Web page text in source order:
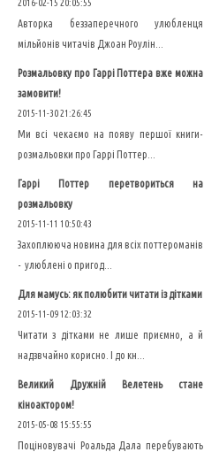
2016-02-15 20:05:55
Авторка беззаперечного улюбленця
мільйонів читачів Джоан Роулін...
Розмальовку про Гаррі Поттера вже можна
замовити!
2015-11-30 21:26:45
Ми всі чекаємо на появу першої книги-
розмальовки про Гаррі Поттер...
Гаррі Поттер перетвориться на
розмальовку
2015-11-11 10:50:43
Захоплююча новина для всіх поттероманів
- улюблені о пригод...
Для мамусь: як полюбити читати із дітками
2015-11-09 12:03:32
Читати з дітками не лише приємно, а й
надзвчайно корисно. І до кн...
Великий Дружній Велетень стане
кіноактором!
2015-05-08 15:55:55
Поціновувачі Роальда Дала перебувають